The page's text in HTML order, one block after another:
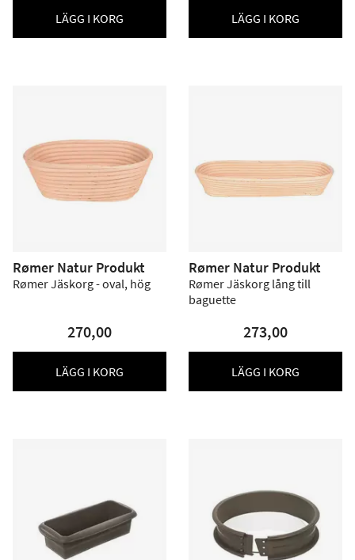
LÄGG I KORG LÄGG I KORG
Rømer Natur Produkt
Rømer Jäskorg - oval, hög
270,00
LÄGG I KORG
Rømer Natur Produkt
Rømer Jäskorg lång till
baguette
273,00
LÄGG I KORG